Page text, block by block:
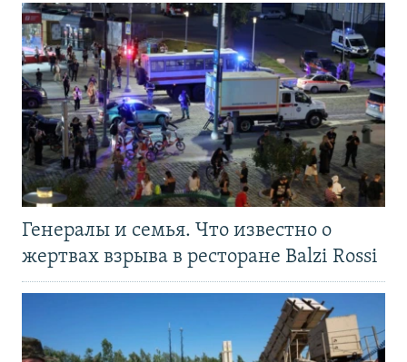
Генералы и семья. Что известно о
жертвах взрыва в ресторане Balzi Rossi